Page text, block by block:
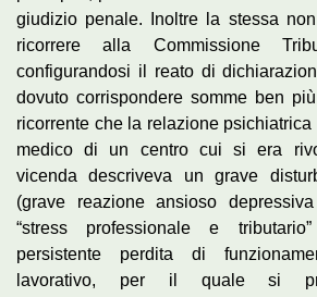
giudizio penale. Inoltre la stessa
ricorrere alla Commissione
configurandosi il reato di
dovuto corrispondere somme ben
ricorrente che la relazione
medico di un centro cui si era
vicenda descriveva un grave
(grave reazione ansioso
“stress professionale e
persistente perdita di
lavorativo, per il quale si